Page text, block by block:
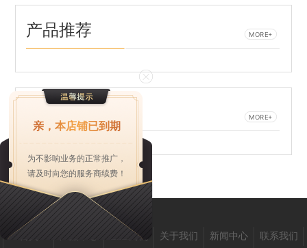
产品推荐 MORE+
MORE+
企业商机 关于我们 新闻中心
联系我们
亲，本店铺已到期
为不影响业务的正常推广，
请及时向您的服务商续费！